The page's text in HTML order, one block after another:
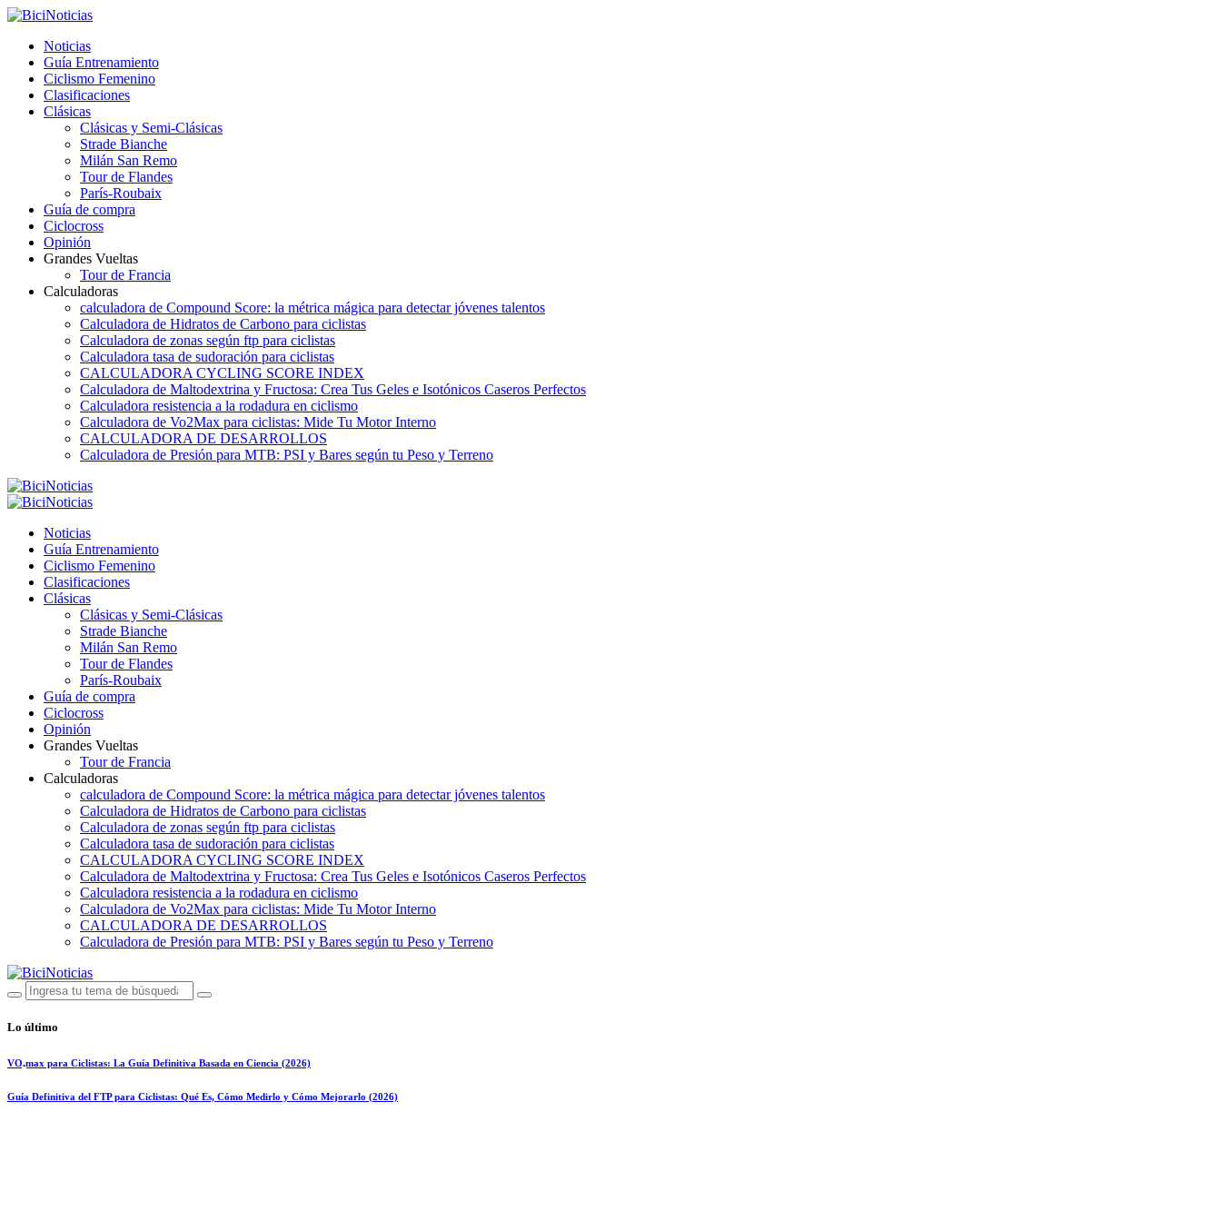
Noticias
Guía Entrenamiento
Ciclismo Femenino
Clasificaciones
Clásicas
Clásicas y Semi-Clásicas
Strade Bianche
Milán San Remo
Tour de Flandes
París-Roubaix
Guía de compra
Ciclocross
Opinión
Grandes Vueltas
Tour de Francia
Calculadoras
calculadora de Compound Score: la métrica mágica para detectar jóvenes talentos
Calculadora de Hidratos de Carbono para ciclistas
Calculadora de zonas según ftp para ciclistas
Calculadora tasa de sudoración para ciclistas
CALCULADORA CYCLING SCORE INDEX
Calculadora de Maltodextrina y Fructosa: Crea Tus Geles e Isotónicos Caseros Perfectos
Calculadora resistencia a la rodadura en ciclismo
Calculadora de Vo2Max para ciclistas: Mide Tu Motor Interno
CALCULADORA DE DESARROLLOS
Calculadora de Presión para MTB: PSI y Bares según tu Peso y Terreno
Noticias
Guía Entrenamiento
Ciclismo Femenino
Clasificaciones
Clásicas
Clásicas y Semi-Clásicas
Strade Bianche
Milán San Remo
Tour de Flandes
París-Roubaix
Guía de compra
Ciclocross
Opinión
Grandes Vueltas
Tour de Francia
Calculadoras
calculadora de Compound Score: la métrica mágica para detectar jóvenes talentos
Calculadora de Hidratos de Carbono para ciclistas
Calculadora de zonas según ftp para ciclistas
Calculadora tasa de sudoración para ciclistas
CALCULADORA CYCLING SCORE INDEX
Calculadora de Maltodextrina y Fructosa: Crea Tus Geles e Isotónicos Caseros Perfectos
Calculadora resistencia a la rodadura en ciclismo
Calculadora de Vo2Max para ciclistas: Mide Tu Motor Interno
CALCULADORA DE DESARROLLOS
Calculadora de Presión para MTB: PSI y Bares según tu Peso y Terreno
Lo último
VO₂max para Ciclistas: La Guía Definitiva Basada en Ciencia (2026)
Guía Definitiva del FTP para Ciclistas: Qué Es, Cómo Medirlo y Cómo Mejorarlo (2026)